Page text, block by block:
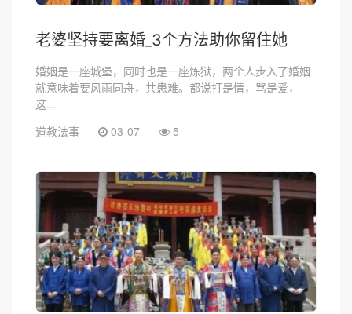
老婆坚持要离婚_3个方法助你留住她
婚姻是一座城堡，同时也是一座炼狱，两个人步入了婚姻
就意味着要风雨同舟，共患难。都说打是情，骂是爱，
这...
道教法事
03-07 5